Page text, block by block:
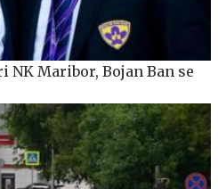
NK Maribor, Bojan Ban se